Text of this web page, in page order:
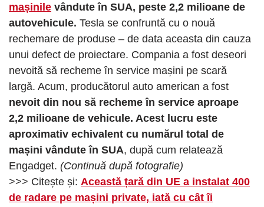
mașinile vândute în SUA, peste 2,2 milioane de
autovehicule. Tesla se confruntă cu o nouă
rechemare de produse – de data aceasta din cauza
unui defect de proiectare. Compania a fost deseori
nevoită să recheme în service mașini pe scară
largă. Acum, producătorul auto american a fost
nevoit din nou să recheme în service aproape
2,2 milioane de vehicule. Acest lucru este
aproximativ echivalent cu numărul total de
mașini vândute în SUA, după cum relatează
Engadget. (Continuă după fotografie)
>>> Citește și: Această țară din UE a instalat 400
de radare pe mașini private, iată cu cât îi